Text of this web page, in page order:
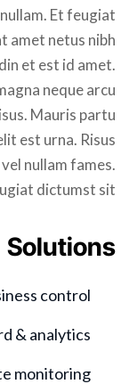
Et feugiat
amet netus nibh
et est id amet.
neque arcu
Mauris partu
est urna. Risus
nullam fames.
dictumst sit.
Solutions
control
& analytics
monitoring